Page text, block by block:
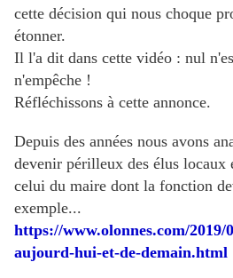
cette décision qui nous choque
étonner.
Il l'a dit dans cette vidéo : nul
n'empêche !
Réfléchissons à cette annonce.
Depuis des années nous avons
devenir périlleux des élus locaux
celui du maire dont la fonction
exemple...
https://www.olonnes.com/2019/
aujourd-hui-et-de-demain.html